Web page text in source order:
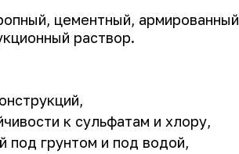
цементный, армированный
раствор.
к сульфатам и хлору,
под грунтом и под водой,